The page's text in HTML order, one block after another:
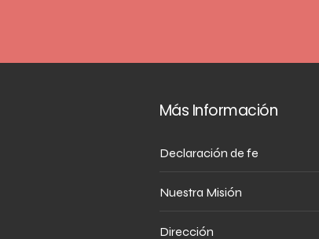
Más Información
Declaración de fe
Nuestra Misión
Dirección